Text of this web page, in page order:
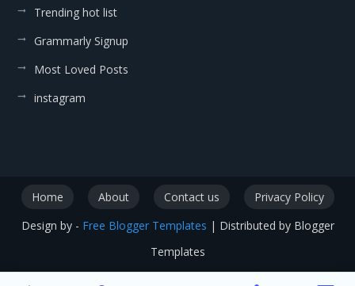
Trending hot list
Grammarly Signup
Most Loved Posts
instagram
Home About Contact us
Privacy Policy
Design by - Free Blogger Templates | Distributed by Blogger
Templates